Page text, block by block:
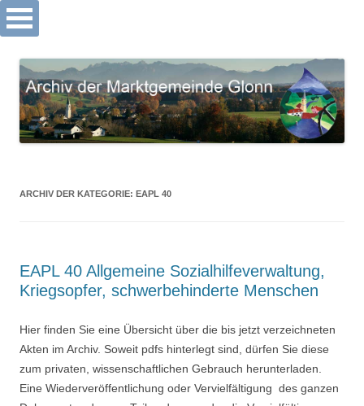
Suchen nach:
Archiv Markt Glonn
zum
Inhalt
ARCHIV DER KATEGORIE: EAPL 40
EAPL 40 Allgemeine Sozialhilfeverwaltung,
Kriegsopfer, schwerbehinderte Menschen
Hier finden Sie eine Übersicht über die bis jetzt verzeichneten
Akten im Archiv. Soweit pdfs hinterlegt sind, dürfen Sie diese
zum privaten, wissenschaftlichen Gebrauch herunterladen.
Eine Wiederveröffentlichung oder Vervielfältigung des ganzen